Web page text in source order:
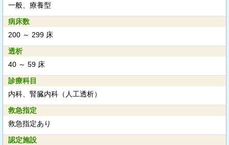
一般、療養型
病床数
200 ～ 299 床
透析
40 ～ 59 床
診療科目
内科、腎臓内科（人工透析）
救急指定
救急指定あり
認定施設